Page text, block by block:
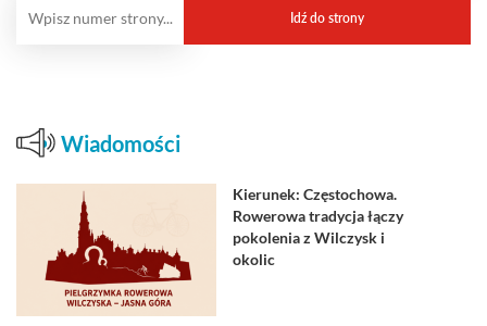
Wiadomości
Kierunek: Częstochowa.
Rowerowa tradycja łączy
pokolenia z Wilczysk i
okolic